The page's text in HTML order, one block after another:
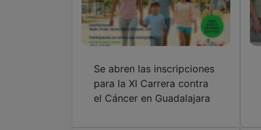
Se abren las inscripciones
para la XI Carrera contra